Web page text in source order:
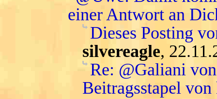
einer Antwort an
Dieses Posting
silvereagle,
Re: @Galiani
Beitragsstapel von